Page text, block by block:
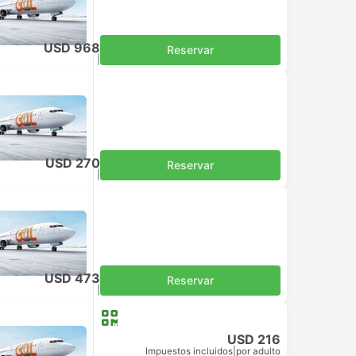
USD 968 Reservar
USD 270 Reservar
USD 473 Reservar
USD 216
Impuestos incluidos por adulto